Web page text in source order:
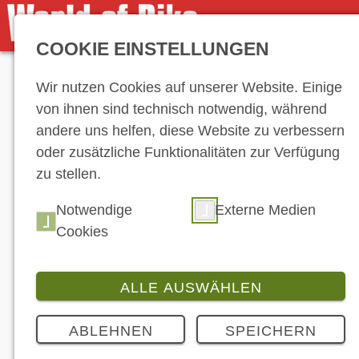
Hersteller-
COOKIE EINSTELLUNGEN
Wir nutzen Cookies auf unserer Website. Einige
von ihnen sind technisch notwendig, während
andere uns helfen, diese Website zu verbessern
oder zusätzliche Funktionalitäten zur Verfügung
zu stellen.
Notwendige
Cookies
Externe Medien
ALLE AUSWÄHLEN
ABLEHNEN SPEICHERN